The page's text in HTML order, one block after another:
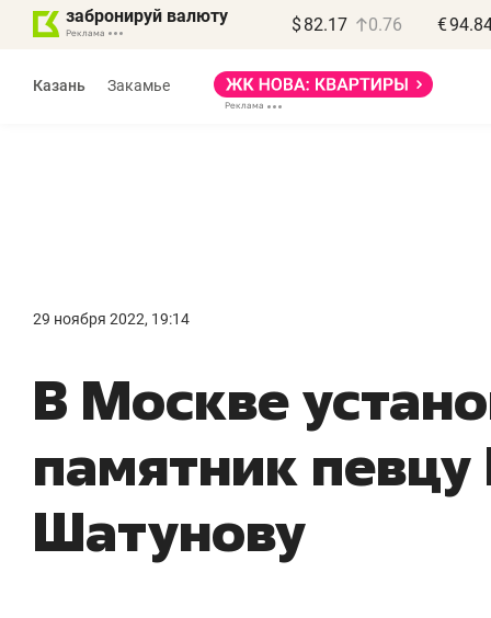
забронируй валюту $ 82.17 0.76 €
Казань Закамье
29 ноября 2022, 19:14
В Москве
памятник
Шатунову
правил, бизнес может
потерять минимум
Как бизнесу выйти на зарубежные
чем интересен Оман?